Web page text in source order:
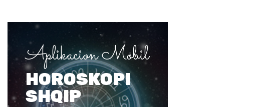
Aplikacion Mobil
HOROSKOPI
SHQIP